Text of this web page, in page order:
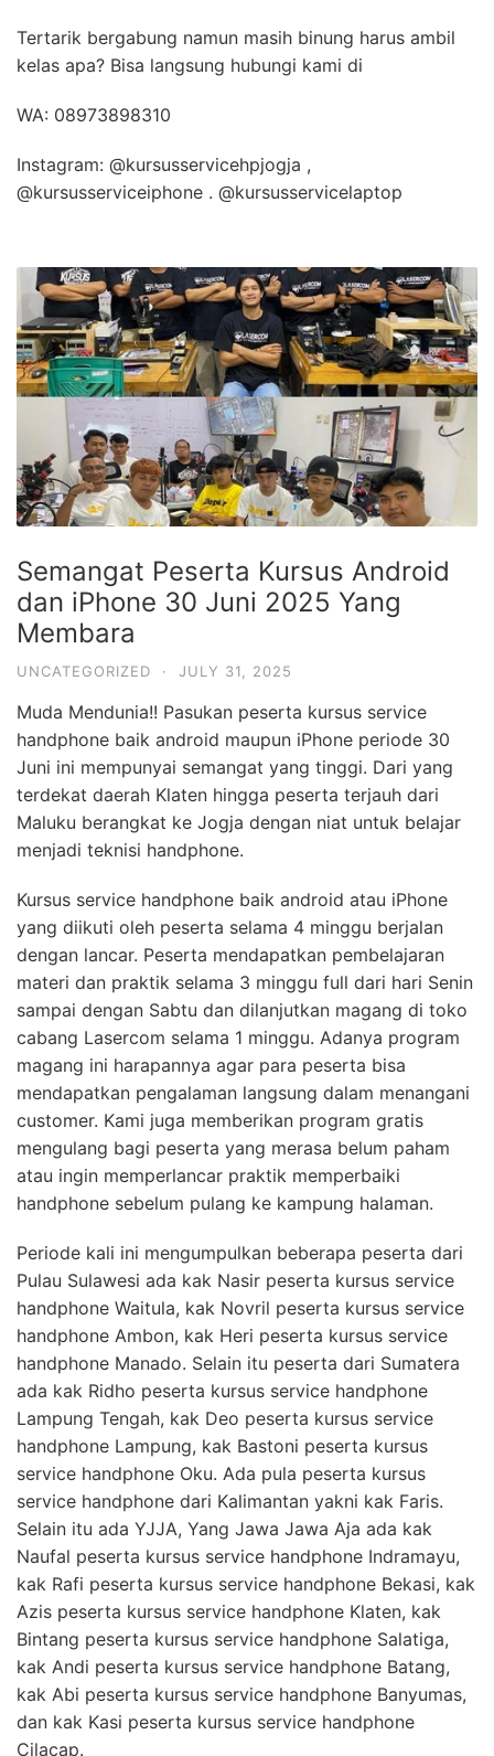
Tertarik bergabung namun masih binung harus ambil
kelas apa? Bisa langsung hubungi kami di
WA: 08973898310
Instagram: @kursusservicehpjogja ,
@kursusserviceiphone . @kursusservicelaptop
Semangat Peserta Kursus Android
dan iPhone 30 Juni 2025 Yang
Membara
UNCATEGORIZED · JULY 31, 2025
Muda Mendunia!! Pasukan peserta kursus service
handphone baik android maupun iPhone periode 30
Juni ini mempunyai semangat yang tinggi. Dari yang
terdekat daerah Klaten hingga peserta terjauh dari
Maluku berangkat ke Jogja dengan niat untuk belajar
menjadi teknisi handphone.
Kursus service handphone baik android atau iPhone
yang diikuti oleh peserta selama 4 minggu berjalan
dengan lancar. Peserta mendapatkan pembelajaran
materi dan praktik selama 3 minggu full dari hari Senin
sampai dengan Sabtu dan dilanjutkan magang di toko
cabang Lasercom selama 1 minggu. Adanya program
magang ini harapannya agar para peserta bisa
mendapatkan pengalaman langsung dalam menangani
customer. Kami juga memberikan program gratis
mengulang bagi peserta yang merasa belum paham
atau ingin memperlancar praktik memperbaiki
handphone sebelum pulang ke kampung halaman.
Periode kali ini mengumpulkan beberapa peserta dari
Pulau Sulawesi ada kak Nasir peserta kursus service
handphone Waitula, kak Novril peserta kursus service
handphone Ambon, kak Heri peserta kursus service
handphone Manado. Selain itu peserta dari Sumatera
ada kak Ridho peserta kursus service handphone
Lampung Tengah, kak Deo peserta kursus service
handphone Lampung, kak Bastoni peserta kursus
service handphone Oku. Ada pula peserta kursus
service handphone dari Kalimantan yakni kak Faris.
Selain itu ada YJJA, Yang Jawa Jawa Aja ada kak
Naufal peserta kursus service handphone Indramayu,
kak Rafi peserta kursus service handphone Bekasi, kak
Azis peserta kursus service handphone Klaten, kak
Bintang peserta kursus service handphone Salatiga,
kak Andi peserta kursus service handphone Batang,
kak Abi peserta kursus service handphone Banyumas,
dan kak Kasi peserta kursus service handphone
Cilacap.